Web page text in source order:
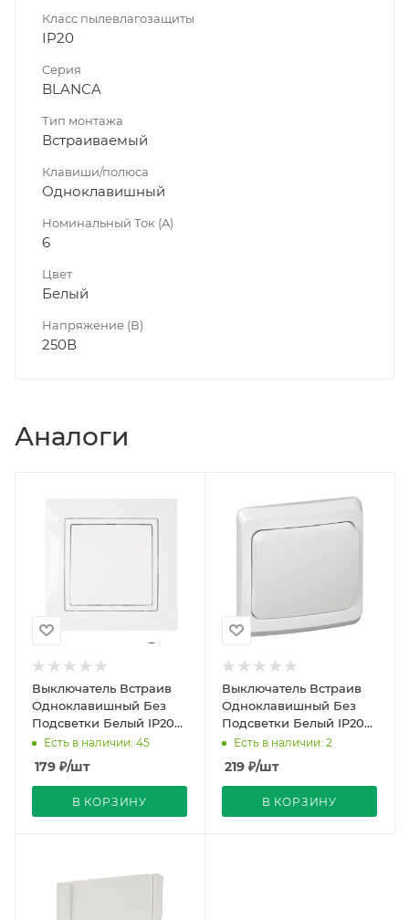
Класс пылевлагозащиты
IP20
Серия
BLANCA
Тип монтажа
Встраиваемый
Клавиши/полюса
Одноклавишный
Номинальный Ток (A)
6
Цвет
Белый
Напряжение (В)
250В
Аналоги
Выключатель Встраив
Одноклавишный Без
Подсветки Белый IP20
10А 250В Уют Bylectrica
Есть в наличии: 45
179 ₽/шт
В КОРЗИНУ
Выключатель Встраив
Одноклавишный Без
Подсветки Белый IP20
10А 250В ЭТЮД SE
Есть в наличии: 2
219 ₽/шт
В КОРЗИНУ